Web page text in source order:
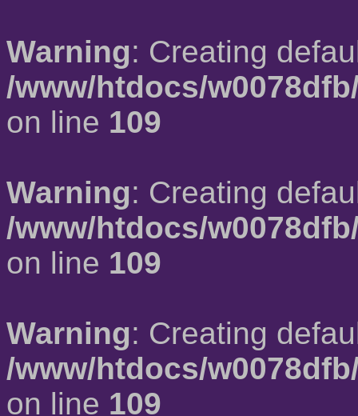
Warning: Creating
/www/htdocs/
on line 109
Warning: Creating
/www/htdocs/
on line 109
Warning: Creating
/www/htdocs/
on line 109